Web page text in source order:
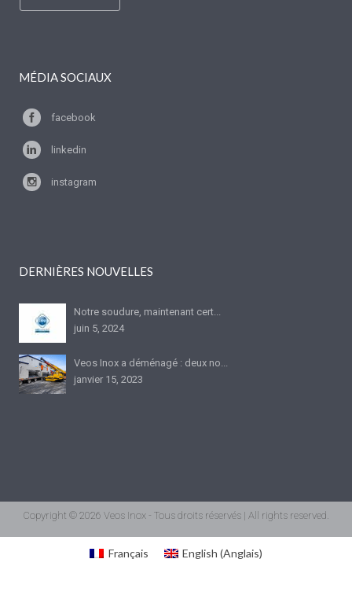
MÉDIA SOCIAUX
facebook
linkedin
instagram
DERNIÈRES NOUVELLES
Notre soudure, maintenant cert...
juin 5, 2024
Veos Inox a déménagé : deux no...
janvier 15, 2023
Copyright © 2026 Veos Inox - Tous droits réservés | All rights reserved.
Français English (Anglais)